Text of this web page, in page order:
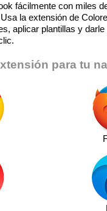
fácilmente con miles
la extensión de
aplicar plantillas y
para tu